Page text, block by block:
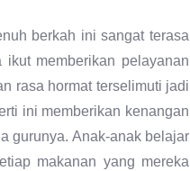
berkah ini sangat terasa
memberikan pelayanan
rasa hormat terselimuti jadi
ini memberikan kenangan
gurunya. Anak-anak belajar
makanan yang mereka